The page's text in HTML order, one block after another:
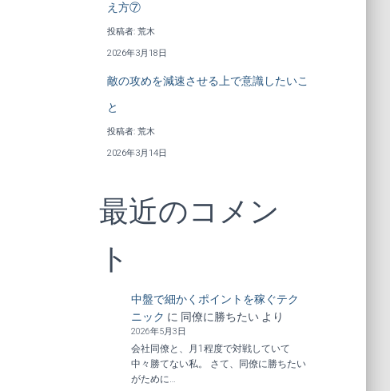
え方⑦
投稿者: 荒木
2026年3月18日
敵の攻めを減速させる上で意識したいこ
と
投稿者: 荒木
2026年3月14日
最近のコメン
ト
中盤で細かくポイントを稼ぐテク
ニック に 同僚に勝ちたいより
2026年5月3日
会社同僚と、月1程度で対戦していて
中々勝てない私。 さて、同僚に勝ちたい
がために…